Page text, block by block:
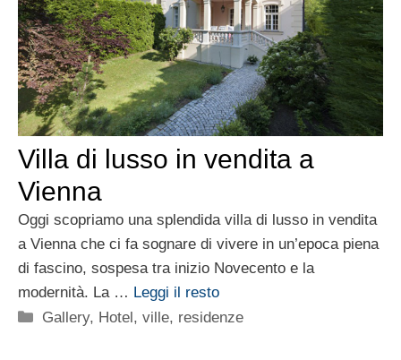
Villa di lusso in vendita a
Vienna
Oggi scopriamo una splendida villa di lusso in vendita
a Vienna che ci fa sognare di vivere in un’epoca piena
di fascino, sospesa tra inizio Novecento e la
modernità. La … Leggi il resto
Categorie
Gallery, Hotel, ville, residenze